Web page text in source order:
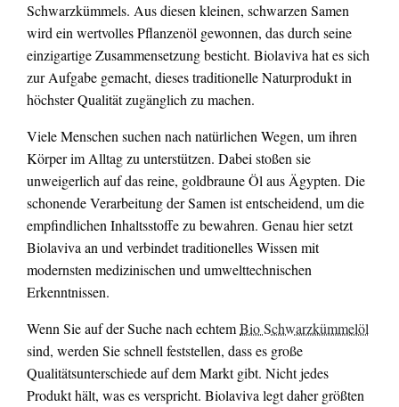
Schwarzkümmels. Aus diesen kleinen, schwarzen Samen
wird ein wertvolles Pflanzenöl gewonnen, das durch seine
einzigartige Zusammensetzung besticht. Biolaviva hat es sich
zur Aufgabe gemacht, dieses traditionelle Naturprodukt in
höchster Qualität zugänglich zu machen.
Viele Menschen suchen nach natürlichen Wegen, um ihren
Körper im Alltag zu unterstützen. Dabei stoßen sie
unweigerlich auf das reine, goldbraune Öl aus Ägypten. Die
schonende Verarbeitung der Samen ist entscheidend, um die
empfindlichen Inhaltsstoffe zu bewahren. Genau hier setzt
Biolaviva an und verbindet traditionelles Wissen mit
modernsten medizinischen und umwelttechnischen
Erkenntnissen.
Wenn Sie auf der Suche nach echtemBio Schwarzkümmelöl
sind, werden Sie schnell feststellen, dass es große
Qualitätsunterschiede auf dem Markt gibt. Nicht jedes
Produkt hält, was es verspricht. Biolaviva legt daher größten